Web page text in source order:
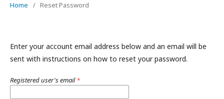
Home / Reset Password
Enter your account email address below and an email will be
sent with instructions on how to reset your password.
Registered user's email*